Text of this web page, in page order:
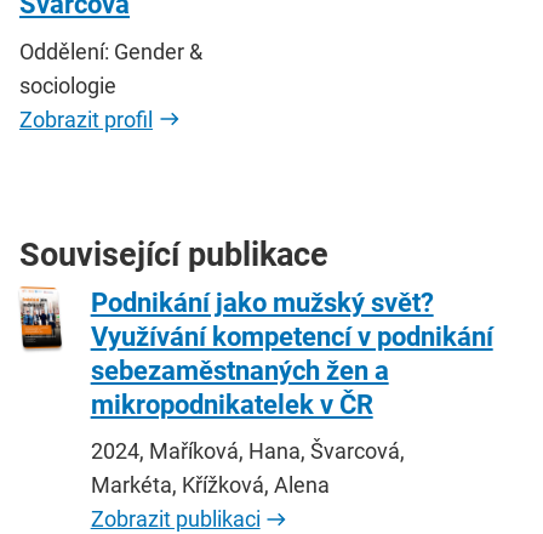
Oddělení: Gender &
sociologie
Zobrazit profil
Související publikace
Podnikání jako mužský svět?
Využívání kompetencí v podnikání
sebezaměstnaných žen a
mikropodnikatelek v ČR
2024, Maříková, Hana, Švarcová,
Markéta, Křížková, Alena
Zobrazit publikaci